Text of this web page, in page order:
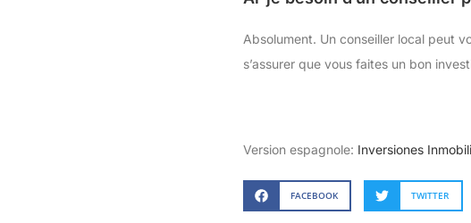
Absolument. Un conseiller local peut
s’assurer que vous faites un bon
Version espagnole: Inversiones
FACEBOOK TWITTER